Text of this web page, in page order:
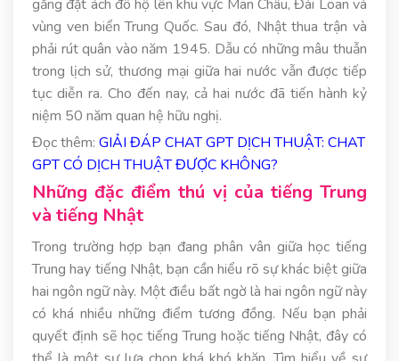
gắng đặt ách đô hộ lên khu vực Mãn Châu, Đài Loan và
vùng ven biển Trung Quốc. Sau đó, Nhật thua trận và
phải rút quân vào năm 1945. Dẫu có những mâu thuẫn
trong lịch sử, thương mại giữa hai nước vẫn được tiếp
tục diễn ra. Cho đến nay, cả hai nước đã tiến hành kỷ
niệm 50 năm quan hệ hữu nghị.
Đọc thêm: GIẢI ĐÁP CHAT GPT DỊCH THUẬT: CHAT
GPT CÓ DỊCH THUẬT ĐƯỢC KHÔNG?
Những đặc điểm thú vị của tiếng Trung
và tiếng Nhật
Trong trường hợp bạn đang phân vân giữa học tiếng
Trung hay tiếng Nhật, bạn cần hiểu rõ sự khác biệt giữa
hai ngôn ngữ này. Một điều bất ngờ là hai ngôn ngữ này
có khá nhiều những điểm tương đồng. Nếu bạn phải
quyết định sẽ học tiếng Trung hoặc tiếng Nhật, đây có